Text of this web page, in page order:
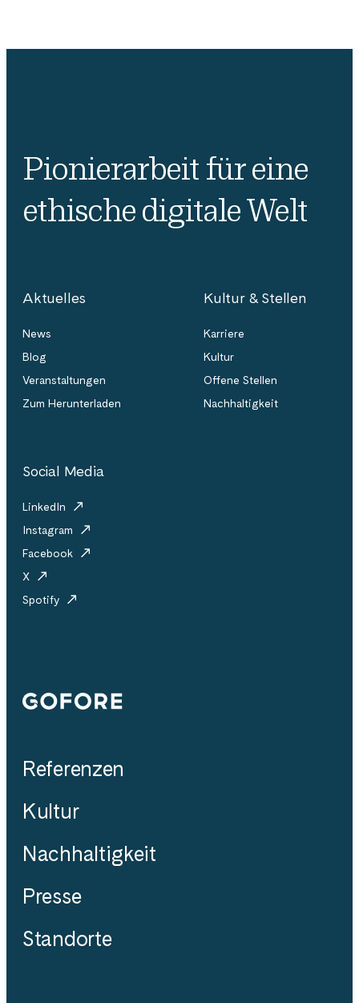
Pionierarbeit für eine
ethische digitale Welt
Aktuelles
News
Blog
Veranstaltungen
Zum Herunterladen
Kultur & Stellen
Karriere
Kultur
Offene Stellen
Nachhaltigkeit
Social Media
LinkedIn
Instagram
Facebook
X
Spotify
Gofore
Referenzen
Kultur
Nachhaltigkeit
Presse
Standorte